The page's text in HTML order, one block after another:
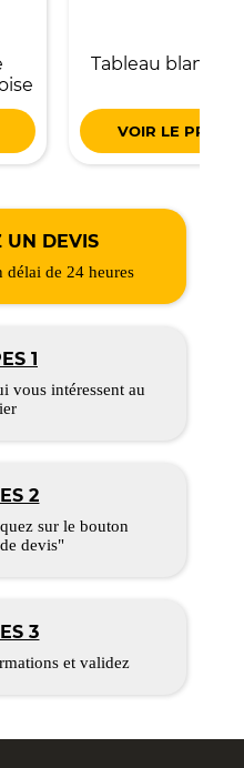
Tableau blanc
VOIR LE
UN DEVIS
délai de 24 heures
1
vous intéressent au
2
sur le bouton
devis"
3
et validez